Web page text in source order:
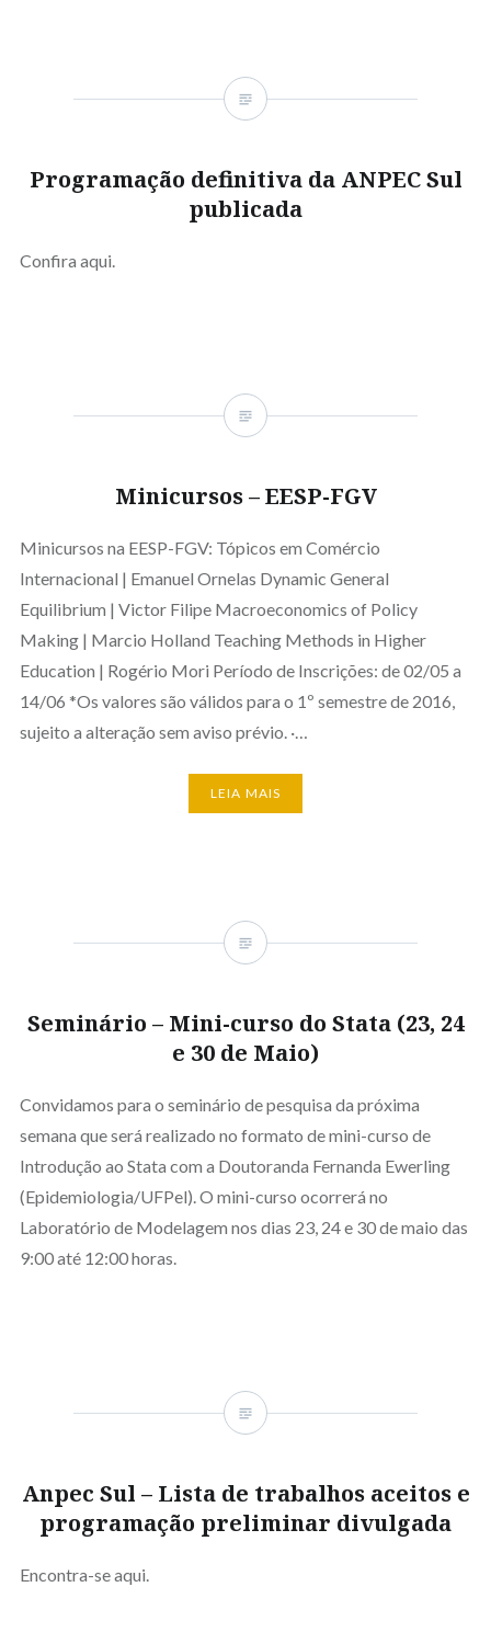
Programação definitiva da ANPEC Sul
publicada
Confira aqui.
Minicursos – EESP-FGV
Minicursos na EESP-FGV: Tópicos em Comércio
Internacional | Emanuel Ornelas Dynamic General
Equilibrium | Victor Filipe Macroeconomics of Policy
Making | Marcio Holland Teaching Methods in Higher
Education | Rogério Mori Período de Inscrições: de 02/05 a
14/06 *Os valores são válidos para o 1º semestre de 2016,
sujeito a alteração sem aviso prévio. ·…
LEIA MAIS
Seminário – Mini-curso do Stata (23, 24
e 30 de Maio)
Convidamos para o seminário de pesquisa da próxima
semana que será realizado no formato de mini-curso de
Introdução ao Stata com a Doutoranda Fernanda Ewerling
(Epidemiologia/UFPel). O mini-curso ocorrerá no
Laboratório de Modelagem nos dias 23, 24 e 30 de maio das
9:00 até 12:00 horas.
Anpec Sul – Lista de trabalhos aceitos e
programação preliminar divulgada
Encontra-se aqui.